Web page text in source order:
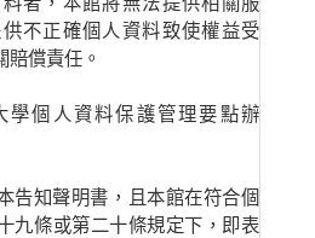
不正確個人資料致使權益受
賠償責任。
學個人資料保護管理要點辦
告知聲明書，且本館在符合個
九條或第二十條規定下，即表